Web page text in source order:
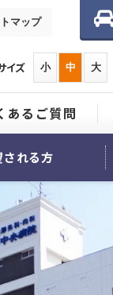
マップ
イズ 小 中 大
あるご質問
される方